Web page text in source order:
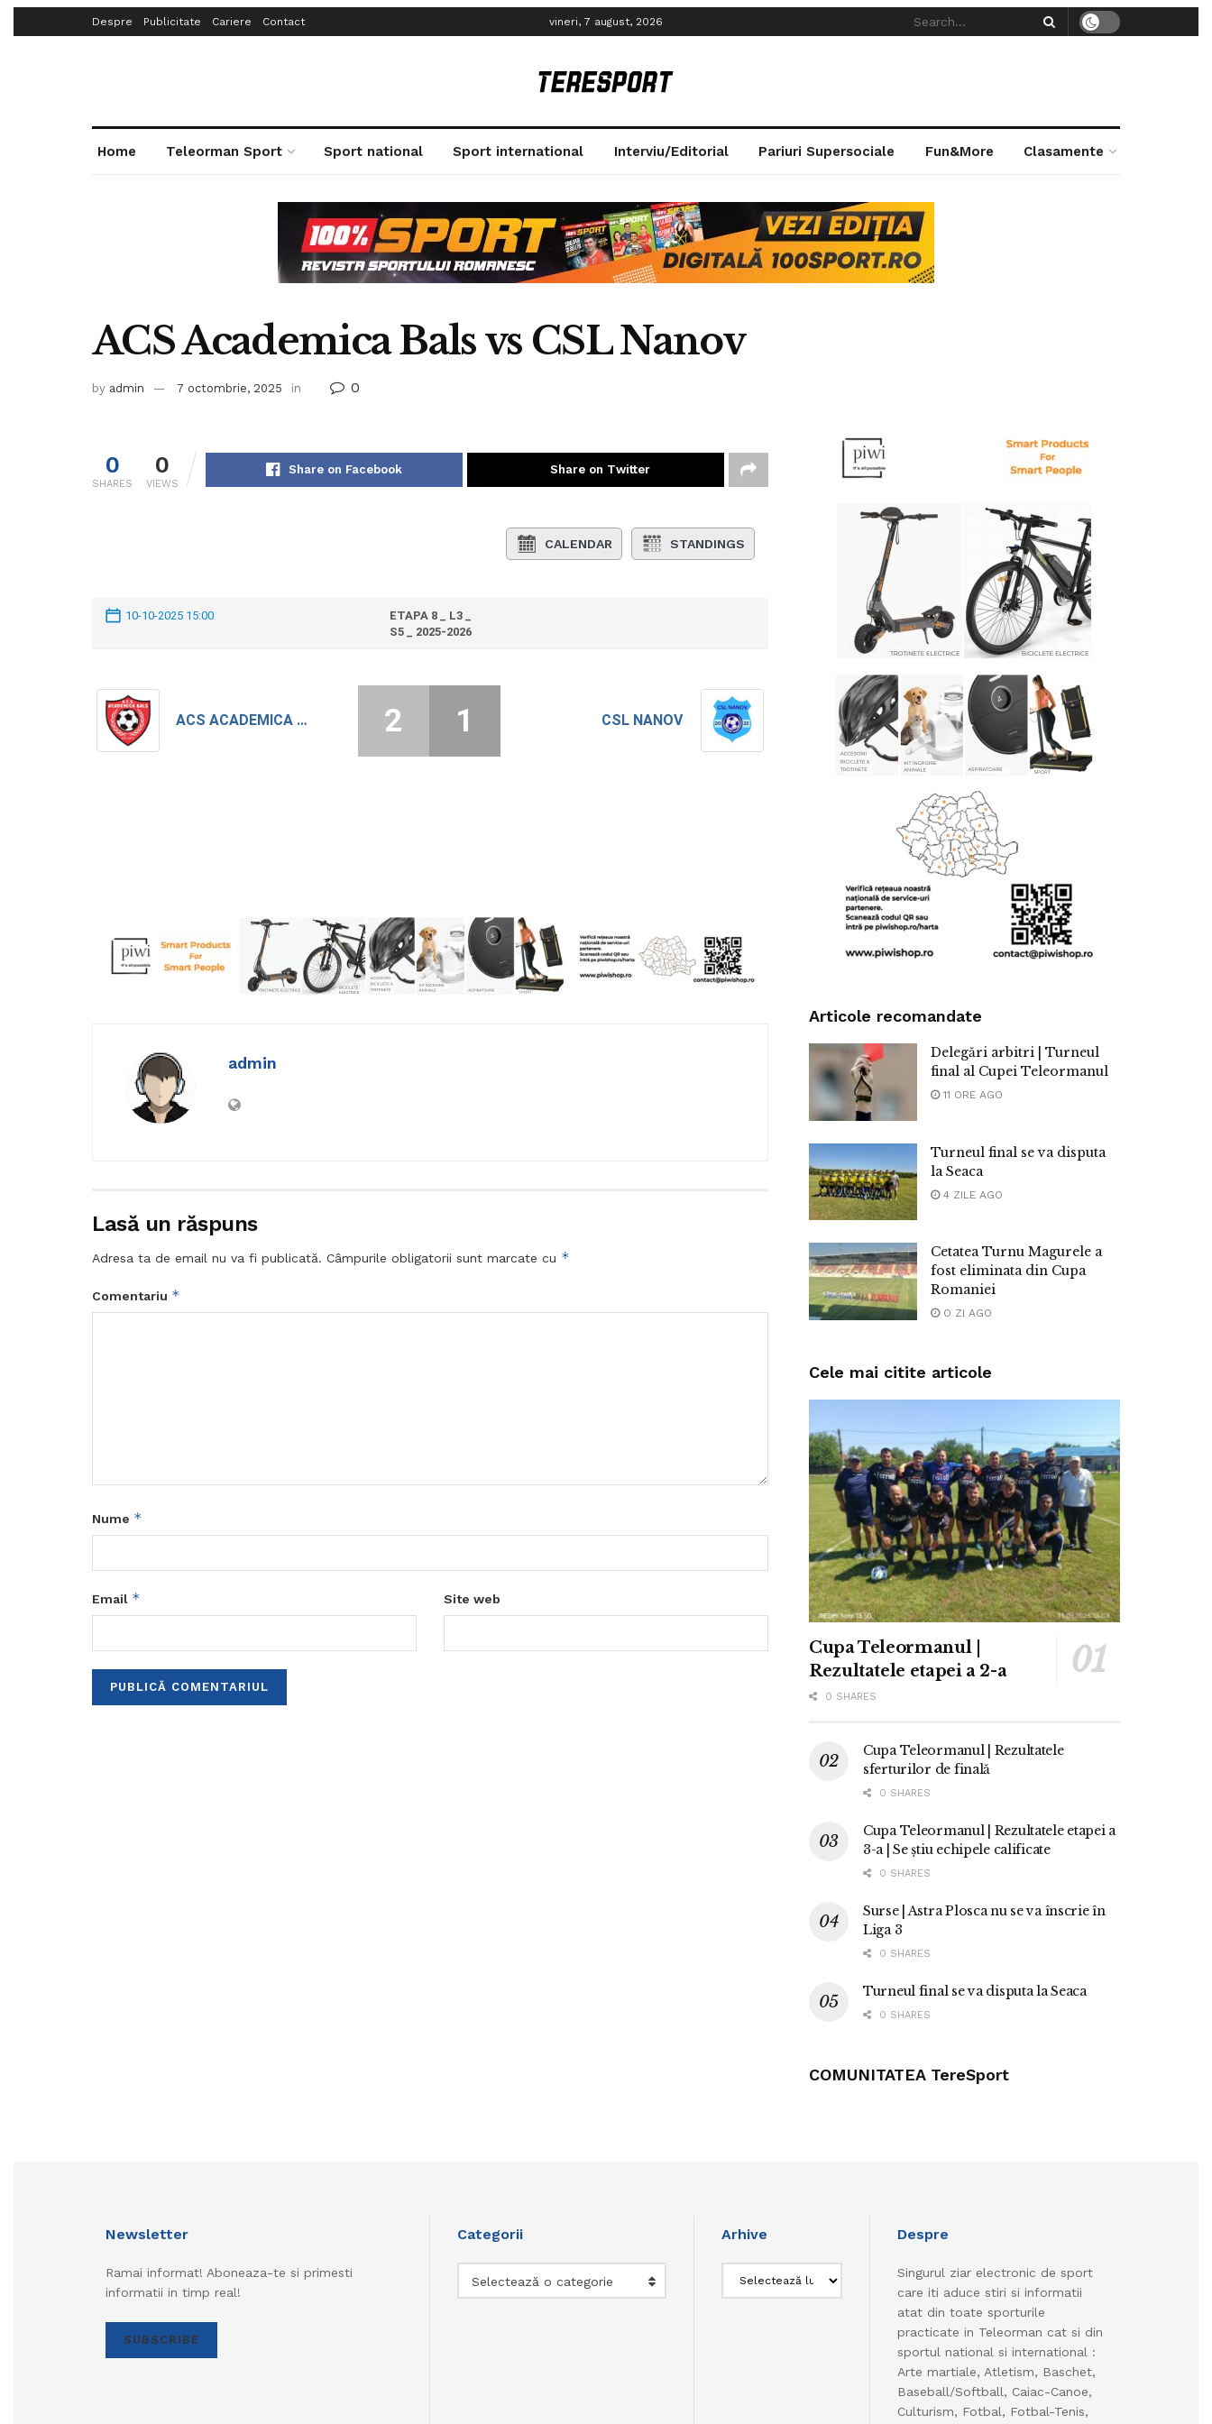
Despre Publicitate Cariere Contact vineri, 7 august, 2026
Home Teleorman Sport Sport national Sport international Interviu/Editorial Pariuri Supersociale Fun&More Clasamente
ACS Academica Bals vs CSL Nanov
by admin 7 octombrie, 2025 in 0
0
SHARES
0
VIEWS
Share on Facebook Share on Twitter
CALENDAR STANDINGS
10-10-2025 15:00
ETAPA 8 _ L3 _
S5 _ 2025-2026
ACS ACADEMICA BALS CSL NANOV
2 1
admin
Lasă un răspuns
Adresa ta de email nu va fi publicată. Câmpurile obligatorii sunt marcate cu *
Comentariu *
Nume *
Email * Site web
Articole recomandate
Delegări arbitri | Turneul
final al Cupei Teleormanul
11 ORE AGO
Turneul final se va disputa
la Seaca
4 ZILE AGO
Cetatea Turnu Magurele a
fost eliminata din Cupa
Romaniei
O ZI AGO
Cele mai citite articole
Cupa Teleormanul |
Rezultatele etapei a 2-a
0 SHARES
Cupa Teleormanul | Rezultatele
sferturilor de finală
0 SHARES
Cupa Teleormanul | Rezultatele etapei a
3-a | Se știu echipele calificate
0 SHARES
Surse | Astra Plosca nu se va înscrie în
Liga 3
0 SHARES
Turneul final se va disputa la Seaca
0 SHARES
COMUNITATEA TereSport
Newsletter
Ramai informat! Aboneaza-te si primesti
informatii in timp real!
SUBSCRIBE
Categorii
Selectează o categorie
Arhive Despre
Singurul ziar electronic de sport
care iti aduce stiri si informatii
atat din toate sporturile
practicate in Teleorman cat si din
sportul national si international :
Arte martiale, Atletism, Baschet,
Baseball/Softball, Caiac-Canoe,
Culturism, Fotbal, Fotbal-Tenis,